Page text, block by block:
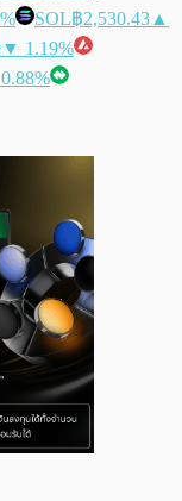
SOL฿2,530.43 ▲
▼ 1.19%